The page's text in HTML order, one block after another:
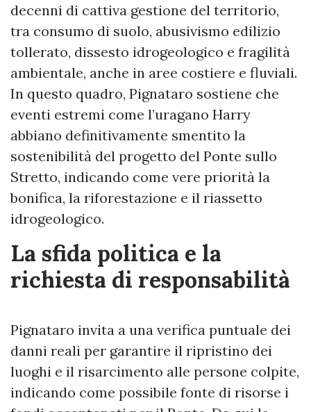
decenni di cattiva gestione del territorio,
tra consumo di suolo, abusivismo edilizio
tollerato, dissesto idrogeologico e fragilità
ambientale, anche in aree costiere e fluviali.
In questo quadro, Pignataro sostiene che
eventi estremi come l’uragano Harry
abbiano definitivamente smentito la
sostenibilità del progetto del Ponte sullo
Stretto, indicando come vere priorità la
bonifica, la riforestazione e il riassetto
idrogeologico.
La sfida politica e la
richiesta di responsabilità
Pignataro invita a una verifica puntuale dei
danni reali per garantire il ripristino dei
luoghi e il risarcimento alle persone colpite,
indicando come possibile fonte di risorse i